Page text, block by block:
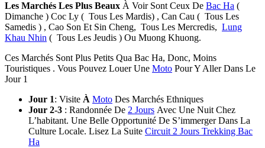
Les Marchés Les Plus Beaux À Voir Sont Ceux De Bac Ha (
Dimanche ) Coc Ly ( Tous Les Mardis) , Can Cau ( Tous Les
Samedis ) , Cao Son Et Sin Cheng, Tous Les Mercredis, Lung
Khau Nhin ( Tous Les Jeudis ) Ou Muong Khuong.
Ces Marchés Sont Plus Petits Qua Bac Ha, Donc, Moins
Touristiques . Vous Pouvez Louer Une Moto Pour Y Aller Dans Le
Jour 1
Jour 1: Visite À Moto Des Marchés Ethniques
Jour 2-3 : Randonnée De 2 Jours Avec Une Nuit Chez
L’habitant. Une Belle Opportunité De S’immerger Dans La
Culture Locale. Lisez La Suite Circuit 2 Jours Trekking Bac
Ha